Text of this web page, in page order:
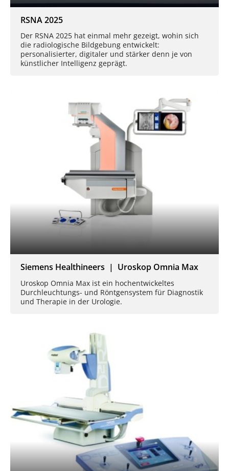
RSNA 2025
Der RSNA 2025 hat einmal mehr gezeigt, wohin sich
die radiologische Bildgebung entwickelt:
personalisierter, digitaler und stärker denn je von
künstlicher Intelligenz geprägt.
Siemens Healthineers | Uroskop Omnia Max
Uroskop Omnia Max ist ein hochentwickeltes
Durchleuchtungs- und Röntgensystem für Diagnostik
und Therapie in der Urologie.